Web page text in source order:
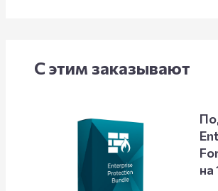
С этим заказывают
на